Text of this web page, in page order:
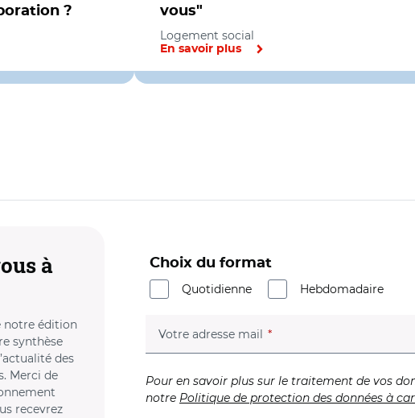
?
vous"
Logement social
En savoir plus
à
notre édition
synthèse
des
Merci de
recevrez
Choix du format
Quotidienne
Hebdomadaire
Votre adresse mail (champ obligatoire)
Pour en savoir plus sur le traitement de vos
notre Politique de protection des données à